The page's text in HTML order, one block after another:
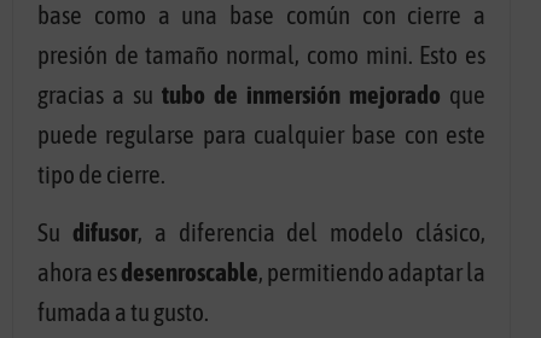
base como a una base común con cierre a
presión de tamaño normal, como mini. Esto es
gracias a su tubo de inmersión mejorado que
puede regularse para cualquier base con este
tipo de cierre.
Su difusor, a diferencia del modelo clásico,
ahora esdesenroscable, permitiendo adaptar la
fumada a tu gusto.